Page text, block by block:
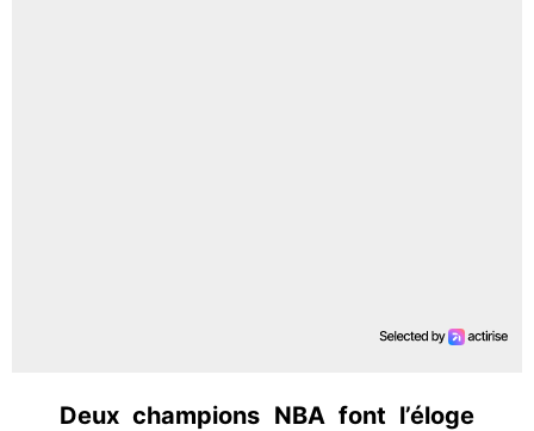
Deux champions NBA font l’éloge